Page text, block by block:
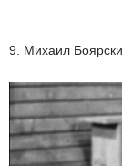
9. Михаил